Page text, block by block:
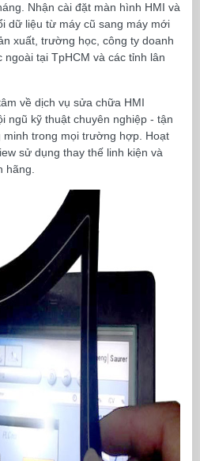
Nhận cài đặt màn hình HMI và
dữ liệu từ máy cũ sang máy mới
xuất, trường học, công ty doanh
tại TpHCM và các tỉnh lân
về dịch vụ sửa chữa HMI
ngũ kỹ thuật chuyên nghiệp - tận
trong mọi trường hợp. Hoạt
sử dụng thay thế linh kiện và
hãng.